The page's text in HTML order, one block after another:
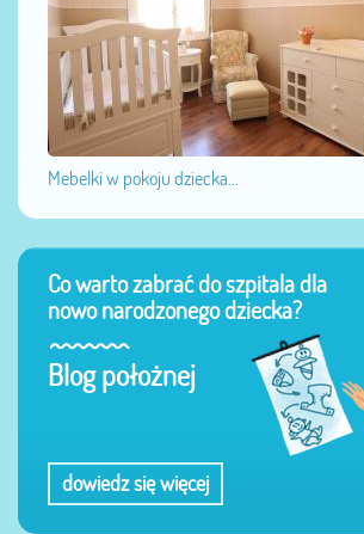
Mebelki w pokoju dziecka...
Co warto zabrać do szpitala dla
nowo narodzonego dziecka?
Blog położnej
dowiedz się więcej